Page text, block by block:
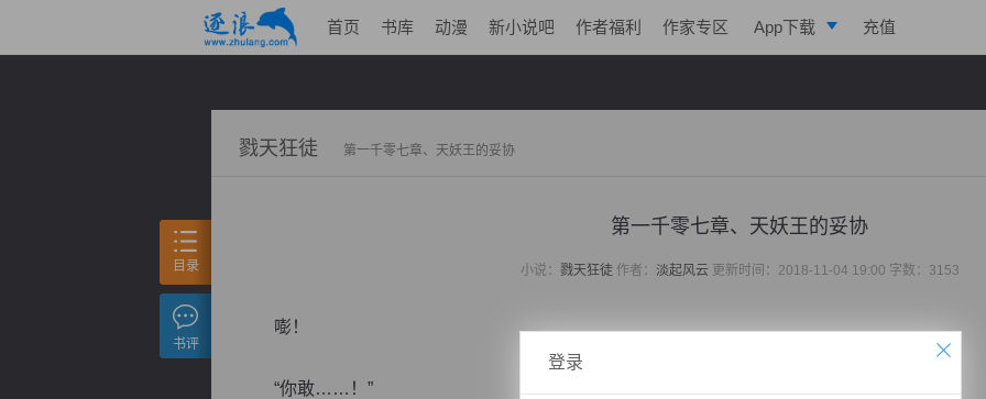
首页 书库 动漫 新小说吧 作者福利 作家专区 App下载 充值
戮天狂徒 第一千零七章、天妖王的妥协
第一千零七章、天妖王的妥协
小说： 戮天狂徒作者： 淡起风云更新时间：2018-11-04 19:00 字数：3153
嘭！
“你敢……！”
目录
书评
登录